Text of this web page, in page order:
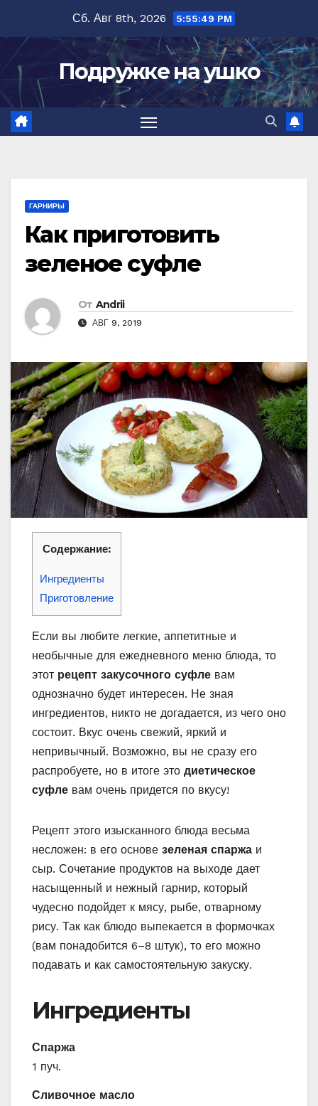
содержимому
Сб. Авг 8th, 2026 5:55:50 PM
Подружке на ушко
ГАРНИРЫ
Как приготовить
зеленое суфле
От Andrii
АВГ 9, 2019
Содержание:
Ингредиенты
Приготовление
Если вы любите легкие, аппетитные и
необычные для ежедневного меню блюда, то
этот рецепт закусочного суфле вам
однозначно будет интересен. Не зная
ингредиентов, никто не догадается, из чего оно
состоит. Вкус очень свежий, яркий и
непривычный. Возможно, вы не сразу его
распробуете, но в итоге это диетическое
суфле вам очень придется по вкусу!
Рецепт этого изысканного блюда весьма
несложен: в его основе зеленая спаржа и
сыр. Сочетание продуктов на выходе дает
насыщенный и нежный гарнир, который
чудесно подойдет к мясу, рыбе, отварному
рису. Так как блюдо выпекается в формочках
(вам понадобится 6–8 штук), то его можно
подавать и как самостоятельную закуску.
Ингредиенты
Спаржа
1 пуч.
Сливочное масло